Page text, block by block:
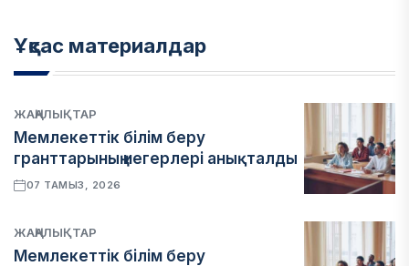
Ұқсас материалдар
ЖАҢАЛЫҚТАР
Мемлекеттік білім беру
гранттарының иегерлері анықталды
07 ТАМЫЗ, 2026
ЖАҢАЛЫҚТАР
Мемлекеттік білім беру